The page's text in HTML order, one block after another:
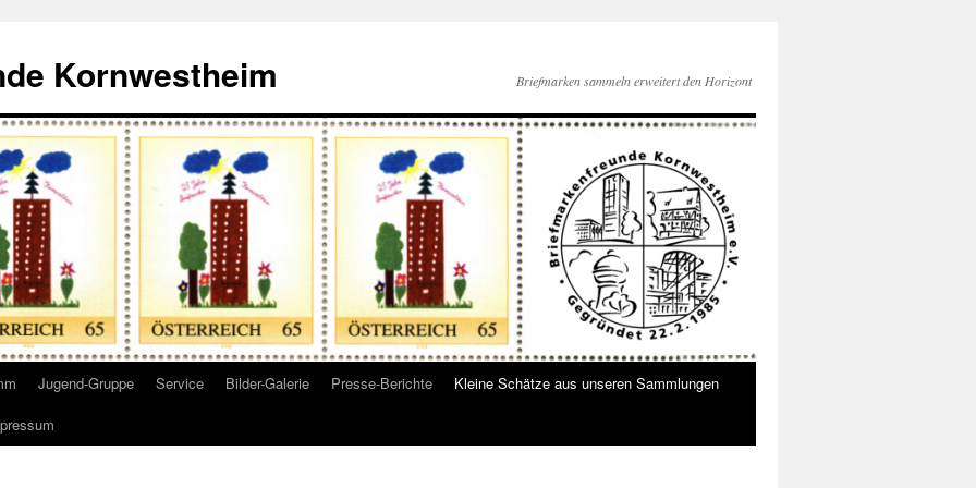
Kornwestheim Briefmarken sammeln erweitert den Horizont
Jugend-Gruppe Service Bilder-Galerie Presse-Berichte
Kleine Schätze aus unseren Sammlungen